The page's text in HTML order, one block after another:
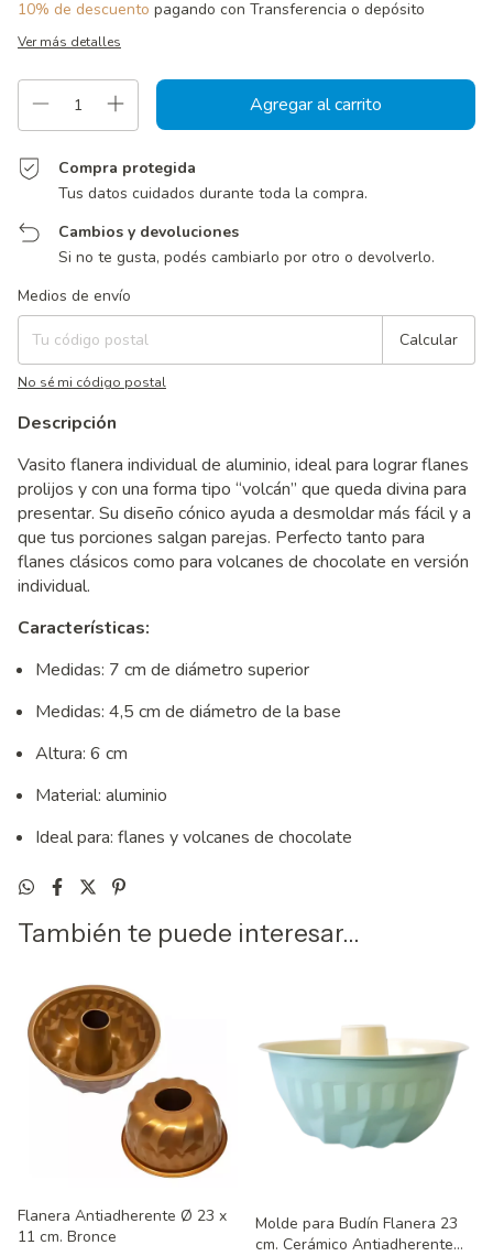
10% de descuento pagando con Transferencia o depósito
Ver más detalles
Compra protegida
Tus datos cuidados durante toda la compra.
Cambios y devoluciones
Si no te gusta, podés cambiarlo por otro o devolverlo.
Entregas para el CP:
Medios de envío
Calcular
No sé mi código postal
Descripción
Vasito flanera individual de aluminio, ideal para lograr flanes
prolijos y con una forma tipo “volcán” que queda divina para
presentar. Su diseño cónico ayuda a desmoldar más fácil y a
que tus porciones salgan parejas. Perfecto tanto para
flanes clásicos como para volcanes de chocolate en versión
individual.
Características:
Medidas: 7 cm de diámetro superior
Medidas: 4,5 cm de diámetro de la base
Altura: 6 cm
Material: aluminio
Ideal para: flanes y volcanes de chocolate
También te puede interesar...
Flanera Antiadherente Ø 23 x
11 cm. Bronce
Molde para Budín Flanera 23
cm. Cerámico Antiadherente